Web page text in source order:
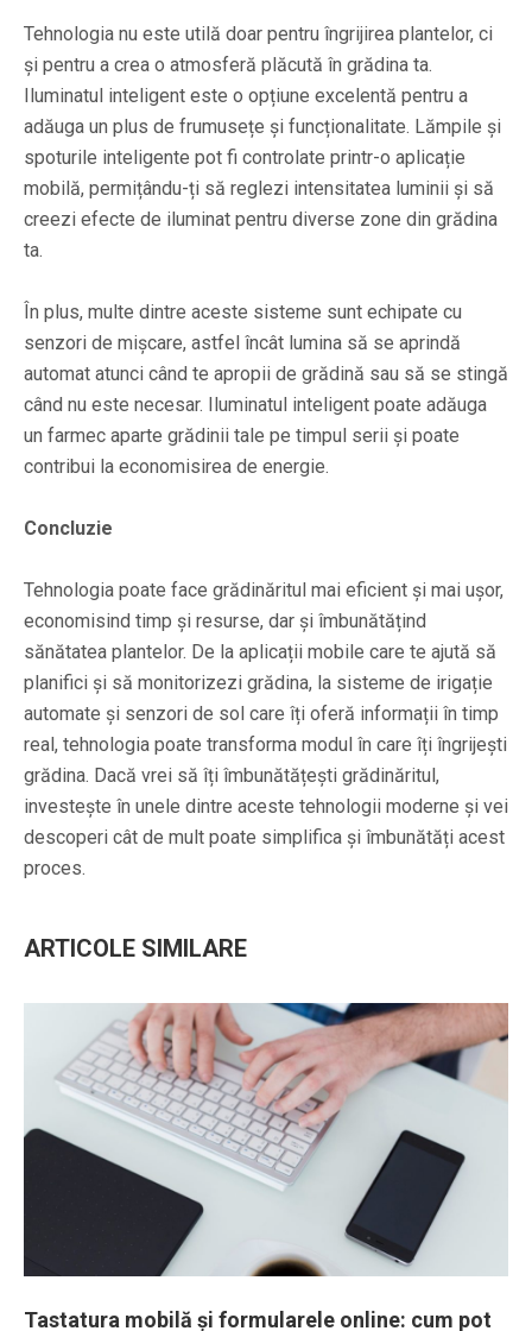
Tehnologia nu este utilă doar pentru îngrijirea plantelor, ci
și pentru a crea o atmosferă plăcută în grădina ta.
Iluminatul inteligent este o opțiune excelentă pentru a
adăuga un plus de frumusețe și funcționalitate. Lămpile și
spoturile inteligente pot fi controlate printr-o aplicație
mobilă, permițându-ți să reglezi intensitatea luminii și să
creezi efecte de iluminat pentru diverse zone din grădina
ta.
În plus, multe dintre aceste sisteme sunt echipate cu
senzori de mișcare, astfel încât lumina să se aprindă
automat atunci când te apropii de grădină sau să se stingă
când nu este necesar. Iluminatul inteligent poate adăuga
un farmec aparte grădinii tale pe timpul serii și poate
contribui la economisirea de energie.
Concluzie
Tehnologia poate face grădinăritul mai eficient și mai ușor,
economisind timp și resurse, dar și îmbunătățind
sănătatea plantelor. De la aplicații mobile care te ajută să
planifici și să monitorizezi grădina, la sisteme de irigație
automate și senzori de sol care îți oferă informații în timp
real, tehnologia poate transforma modul în care îți îngrijești
grădina. Dacă vrei să îți îmbunătățești grădinăritul,
investește în unele dintre aceste tehnologii moderne și vei
descoperi cât de mult poate simplifica și îmbunătăți acest
proces.
ARTICOLE SIMILARE
Tastatura mobilă și formularele online: cum pot